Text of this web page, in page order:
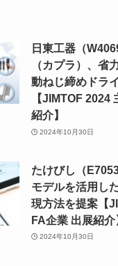
日東工器（
（カプラ）、省
動ねじ締めドラ
【JIMTOF 2024
紹介】
2024年10月30日
たけびし（
モデルを活用し
現方法を提案【
FA企業 出展紹介
2024年10月30日